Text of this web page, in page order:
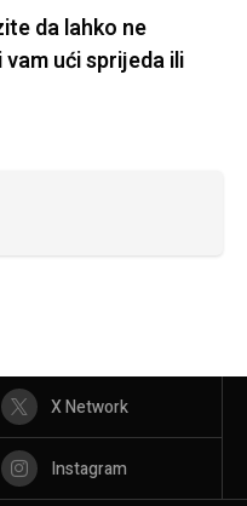
da lahko ne
ući sprijeda ili
X Network
Instagram